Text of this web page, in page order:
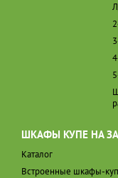
ШКАФЫ КУПЕ НА
Каталог
Встроенные шкафы-